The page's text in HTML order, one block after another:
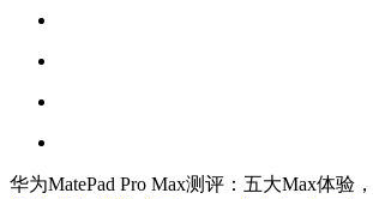
华为MatePad Pro Max测评：五大Max体验